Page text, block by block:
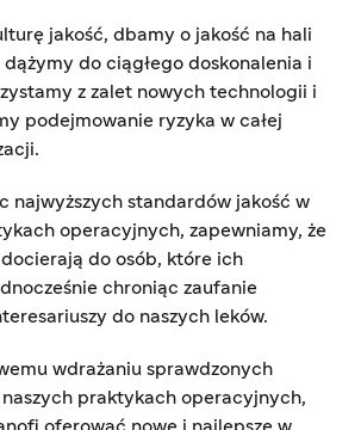
jakość, dbamy o jakość na hali
do ciągłego doskonalenia i
z zalet nowych technologii i
podejmowanie ryzyka w całej
najwyższych standardów jakość w
operacyjnych, zapewniamy, że
do osób, które ich
chroniąc zaufanie
do naszych leków.
wdrażaniu sprawdzonych
praktykach operacyjnych,
oferować nowe i najlepsze w